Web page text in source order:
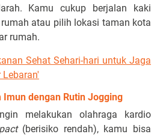
Kamu cukup berjalan kaki
atau pilih lokasi taman kota
rumah.
Sehat Sehari-hari untuk Jaga
Imun dengan Rutin Jogging
melakukan olahraga kardio
(berisiko rendah), kamu bisa